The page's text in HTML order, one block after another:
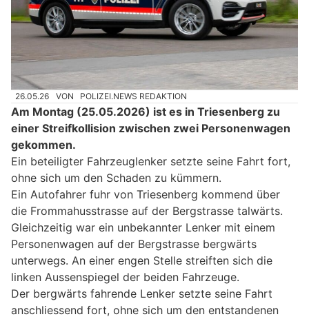
26.05.26 VON POLIZEI.NEWS REDAKTION
Am Montag (25.05.2026) ist es in Triesenberg zu
einer Streifkollision zwischen zwei Personenwagen
gekommen.
Ein beteiligter Fahrzeuglenker setzte seine Fahrt fort,
ohne sich um den Schaden zu kümmern.
Ein Autofahrer fuhr von Triesenberg kommend über
die Frommahusstrasse auf der Bergstrasse talwärts.
Gleichzeitig war ein unbekannter Lenker mit einem
Personenwagen auf der Bergstrasse bergwärts
unterwegs. An einer engen Stelle streiften sich die
linken Aussenspiegel der beiden Fahrzeuge.
Der bergwärts fahrende Lenker setzte seine Fahrt
anschliessend fort, ohne sich um den entstandenen